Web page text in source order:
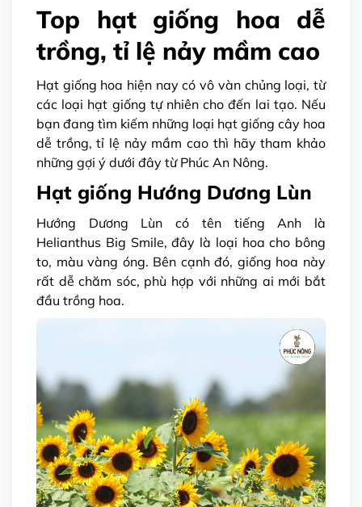
Top hạt giống hoa dễ
trồng, tỉ lệ nảy mầm cao
Hạt giống hoa hiện nay có vô vàn chủng loại, từ
các loại hạt giống tự nhiên cho đến lai tạo. Nếu
bạn đang tìm kiếm những loại hạt giống cây hoa
dễ trồng, tỉ lệ nảy mầm cao thì hãy tham khảo
những gợi ý dưới đây từ Phúc An Nông.
Hạt giống Hướng Dương Lùn
Hướng Dương Lùn có tên tiếng Anh là
Helianthus Big Smile, đây là loại hoa cho bông
to, màu vàng óng. Bên cạnh đó, giống hoa này
rất dễ chăm sóc, phù hợp với những ai mới bắt
đầu trồng hoa.